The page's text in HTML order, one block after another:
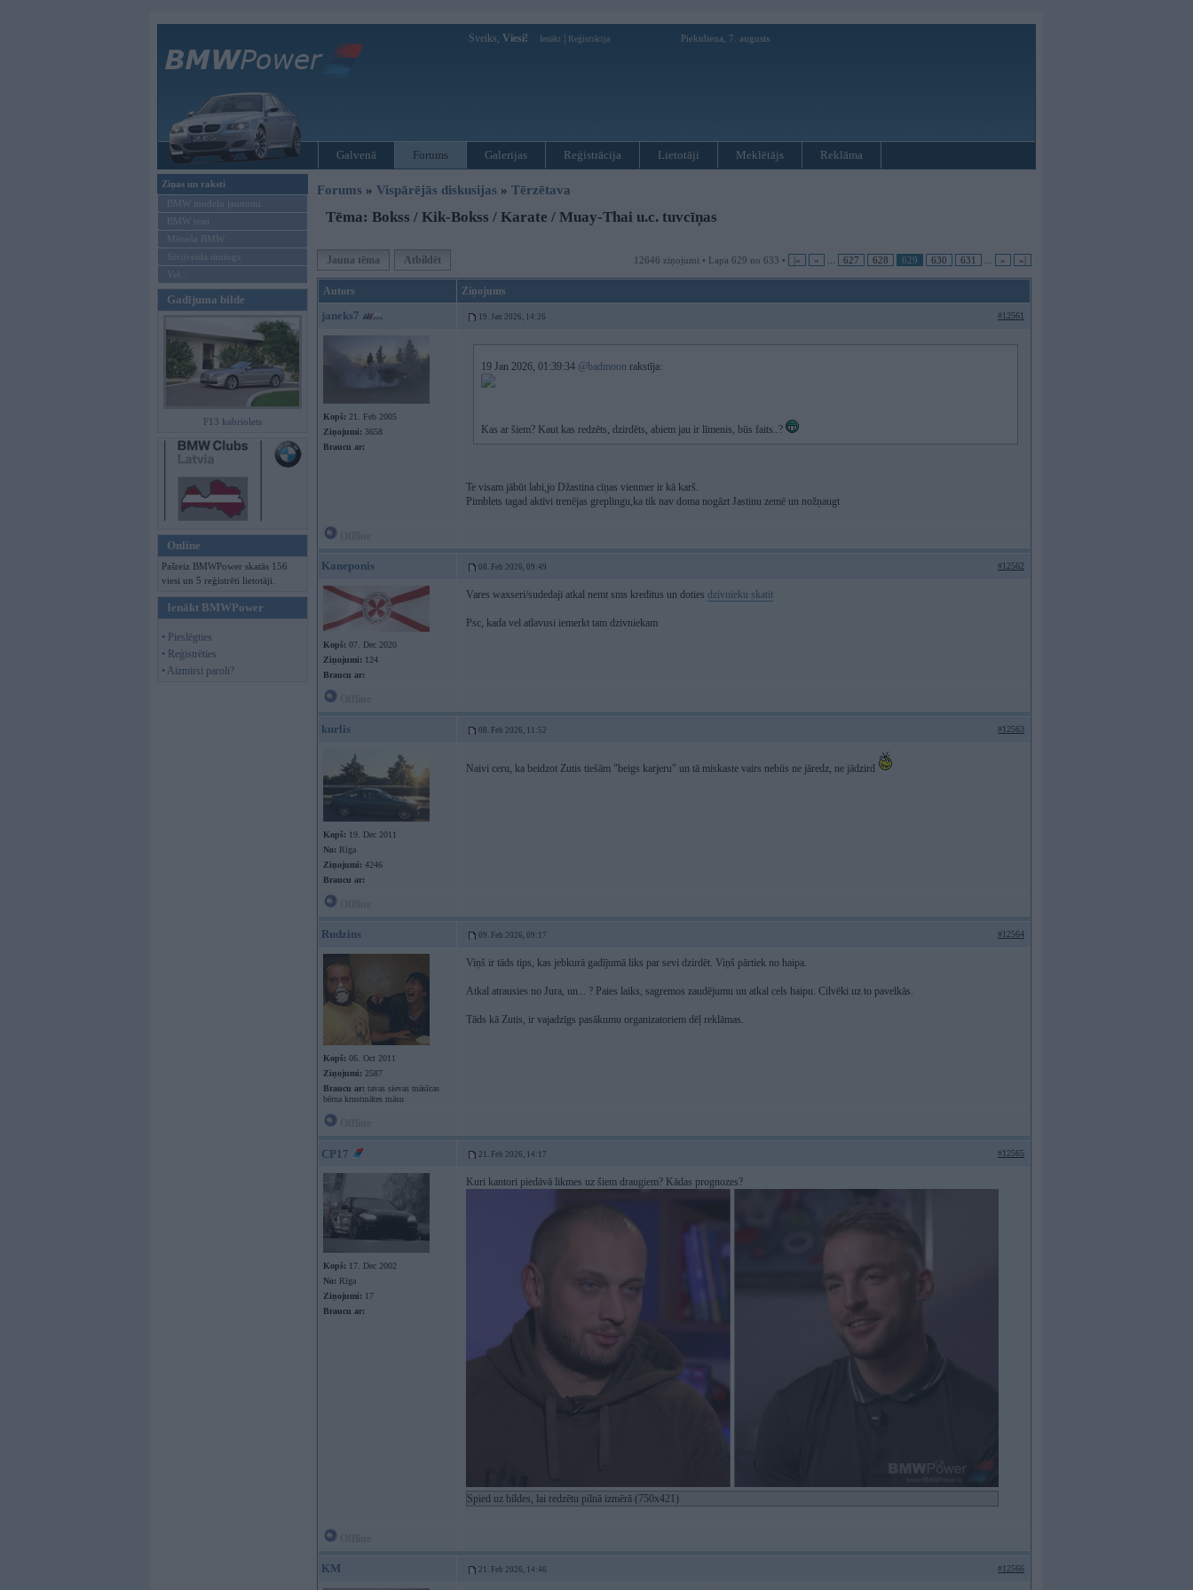
Sveiks, Viesi! Ienākt Reģistrācija Piektdiena, 7. augusts
Galvenā Forums Galerijas Reģistrācija Lietotāji Meklētājs Reklāma
Ziņas un raksti
BMW modeļu jaunumi
BMW testi
Mēneša BMW
Sērijveida tūnings
Vel...
Gadījuma bilde
F13 kabriolets
Online
Pašreiz BMWPower skatās 156
viesi un 5 reģistrēti lietotāji.
Ienākt BMWPower
• Pieslēgties
• Reģistrēties
• Aizmirsi paroli?
Forums » Vispārējās diskusijas » Tērzētava
Tēma: Bokss / Kik-Bokss / Karate / Muay-Thai u.c. tuvcīņas
Jauna tēma Atbildēt 12646 ziņojumi • Lapa 629 no 633 • |« « 627 628 629 630 631 » »|
Autors Ziņojums
janeks7 19. Jan 2026, 14:26 #12561
Kopš: 21. Feb 2005
Ziņojumi: 3658
Braucu ar:
19 Jan 2026, 01:39:34 @badmoon rakstīja:
Kas ar šiem? Kaut kas redzēts, dzirdēts, abiem jau ir līmenis, būs faits..?
Te visam jābūt labi,jo Džastina cīņas vienmer ir kā karš.
Pimblets tagad aktīvi trenējas greplingu,ka tik nav doma nogāzt Jastinu zemē un nožņaugt
Kaneponis 08. Feb 2026, 09:49 #12562
Kopš: 07. Dec 2020
Ziņojumi: 124
Braucu ar:
Vares waxseri/sudedaji atkal nemt sms kreditus un doties dzivnieku skatit
Psc, kada vel atlavusi iemerkt tam dzivniekam
kurlis 08. Feb 2026, 11:52 #12563
Kopš: 19. Dec 2011
No: Rīga
Ziņojumi: 4246
Braucu ar:
Naivi ceru, ka beidzot Zutis tiešām "beigs karjeru" un tā miskaste vairs nebūs ne jāredz, ne jādzird
Rudzins 09. Feb 2026, 09:17 #12564
Kopš: 06. Oct 2011
Ziņojumi: 2587
Braucu ar: tavas sievas māsīcas
bērna krustmātes māsu
Viņš ir tāds tips, kas jebkurā gadījumā liks par sevi dzirdēt. Viņš pārtiek no haipa.
Atkal atrausies no Jura, un... ? Paies laiks, sagremos zaudējumu un atkal cels haipu. Cilvēki uz to pavelkās.
Tāds kā Zutis, ir vajadzīgs pasākumu organizatoriem dēļ reklāmas.
CP17 21. Feb 2026, 14:17 #12565
Kopš: 17. Dec 2002
No: Rīga
Ziņojumi: 17
Braucu ar:
Kuri kantori piedāvā likmes uz šiem draugiem? Kādas prognozes?
Spied uz bildes, lai redzētu pilnā izmērā (750x421)
KM 21. Feb 2026, 14:46 #12566